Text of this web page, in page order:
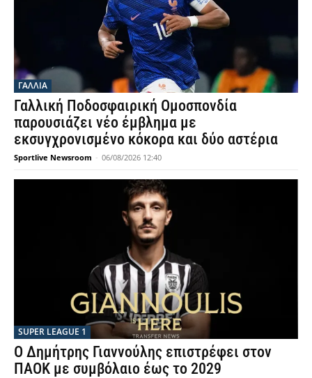
ΓΑΛΛΙΑ
Γαλλική Ποδοσφαιρική Ομοσπονδία
παρουσιάζει νέο έμβλημα με
εκσυγχρονισμένο κόκορα και δύο αστέρια
Sportlive Newsroom - 06/08/2026 12:40
SUPER LEAGUE 1
Ο Δημήτρης Γιαννούλης επιστρέφει στον
ΠΑΟΚ με συμβόλαιο έως το 2029